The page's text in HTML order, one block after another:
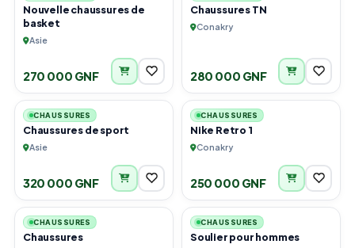
Nouvelle chaussures de
basket
Asie
270 000 GNF
Chaussures TN
Conakry
280 000 GNF
3
CHAUSSURES
Chaussures de sport
Asie
320 000 GNF
4
CHAUSSURES
Nike Retro 1
Conakry
250 000 GNF
2
CHAUSSURES
Chaussures
6
CHAUSSURES
Soulier pour hommes